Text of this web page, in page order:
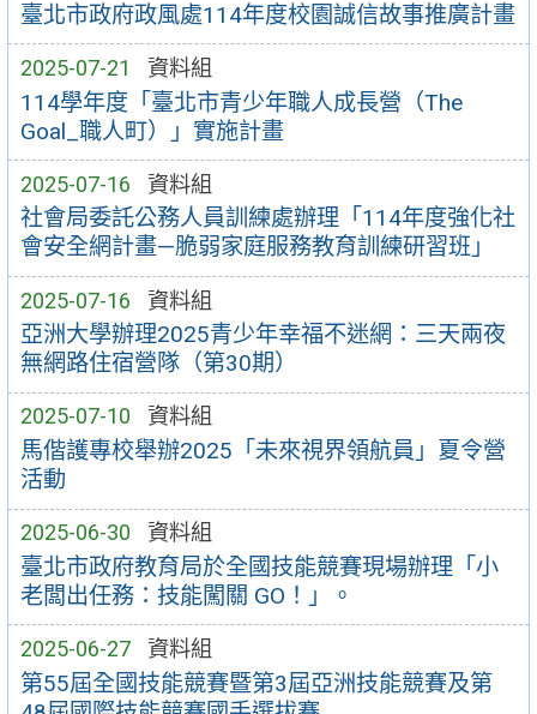
臺北市政府政風處114年度校園誠信故事推廣計畫
2025-07-21 資料組
114學年度「臺北市青少年職人成長營（The
Goal_職人町）」實施計畫
2025-07-16 資料組
社會局委託公務人員訓練處辦理「114年度強化社
會安全網計畫—脆弱家庭服務教育訓練研習班」
2025-07-16 資料組
亞洲大學辦理2025青少年幸福不迷網：三天兩夜
無網路住宿營隊（第30期）
2025-07-10 資料組
馬偕護專校舉辦2025「未來視界領航員」夏令營
活動
2025-06-30 資料組
臺北市政府教育局於全國技能競賽現場辦理「小
老闆出任務：技能闖關 GO！」。
2025-06-27 資料組
第55屆全國技能競賽暨第3屆亞洲技能競賽及第